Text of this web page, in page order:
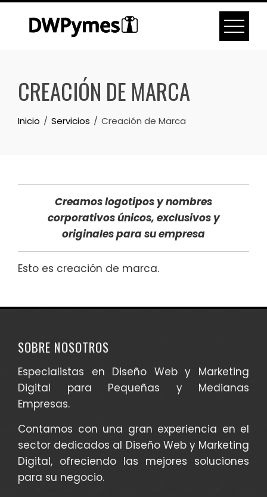
Skip
CREACIÓN DE MARCA
Inicio Servicios Creación de Marca
Creamos logotipos y nombres
corporativos únicos, exclusivos y
originales para su empresa
Esto es creación de marca.
SOBRE NOSOTROS
Especialistas en Diseño Web y Marketing
Digital para Pequeñas y Medianas
Empresas.
Contamos con una gran experiencia en el
sector dedicados al Diseño Web y Marketing
Digital, ofreciendo las mejores soluciones
para su negocio.